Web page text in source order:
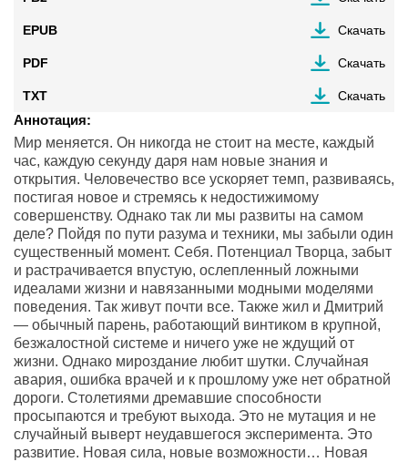
EPUB Скачать
PDF Скачать
TXT Скачать
Аннотация:
Мир меняется. Он никогда не стоит на месте, каждый
час, каждую секунду даря нам новые знания и
открытия. Человечество все ускоряет темп, развиваясь,
постигая новое и стремясь к недостижимому
совершенству. Однако так ли мы развиты на самом
деле? Пойдя по пути разума и техники, мы забыли один
существенный момент. Себя. Потенциал Творца, забыт
и растрачивается впустую, ослепленный ложными
идеалами жизни и навязанными модными моделями
поведения. Так живут почти все. Также жил и Дмитрий
— обычный парень, работающий винтиком в крупной,
безжалостной системе и ничего уже не ждущий от
жизни. Однако мироздание любит шутки. Случайная
авария, ошибка врачей и к прошлому уже нет обратной
дороги. Столетиями дремавшие способности
просыпаются и требуют выхода. Это не мутация и не
случайный выверт неудавшегося эксперимента. Это
развитие. Новая сила, новые возможности… Новая